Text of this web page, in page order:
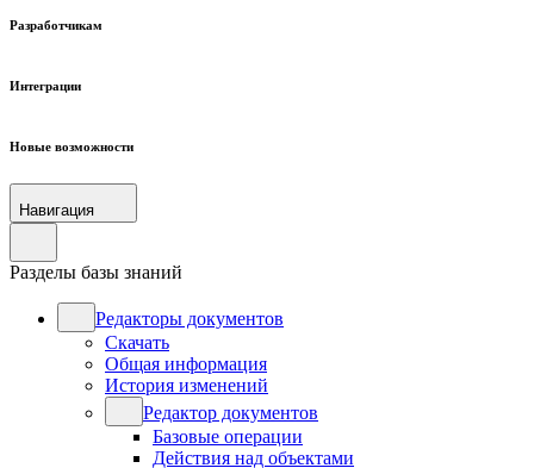
Разработчикам
Интеграции
Новые возможности
Навигация
Разделы базы знаний
Редакторы документов
Скачать
Общая информация
История изменений
Редактор документов
Базовые операции
Действия над объектами